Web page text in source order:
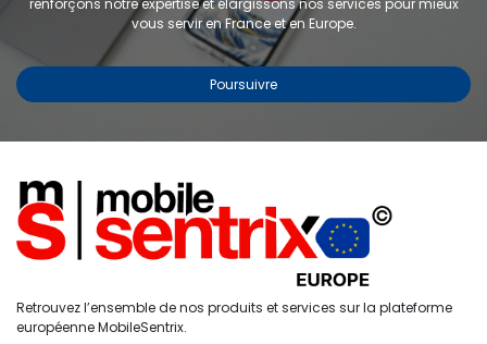
Étiquettes
Accueil Recherche
0
Compte
renforçons notre expertise et élargissons nos services pour mieux
vous servir en France et en Europe.
Poursuivre
Retrouvez l’ensemble de nos produits et services sur la plateforme
européenne MobileSentrix.
Copyright © 2024 FMP-France. Tous droits réservés